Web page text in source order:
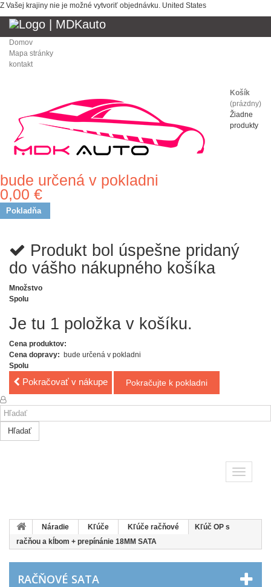
Z Vašej krajiny nie je možné vytvoriť objednávku. United States
Domov
Mapa stránky
kontakt
Košík
(prázdny)
Žiadne
produkty
bude určená v pokladni
0,00 €
Pokladňa
Produkt bol úspešne pridaný
do vášho nákupného košíka
Množstvo
Spolu
Je tu 1 položka v košíku.
Cena produktov:
Cena dopravy: bude určená v pokladni
Spolu
Pokračovať v nákupe Pokračujte k pokladni
Hľadať
Toggle
Náradie Kľúče Kľúče račňové
Kľúč OP s
račňou a kĺbom + prepínánie 18MM SATA
RAČŇOVÉ SATA